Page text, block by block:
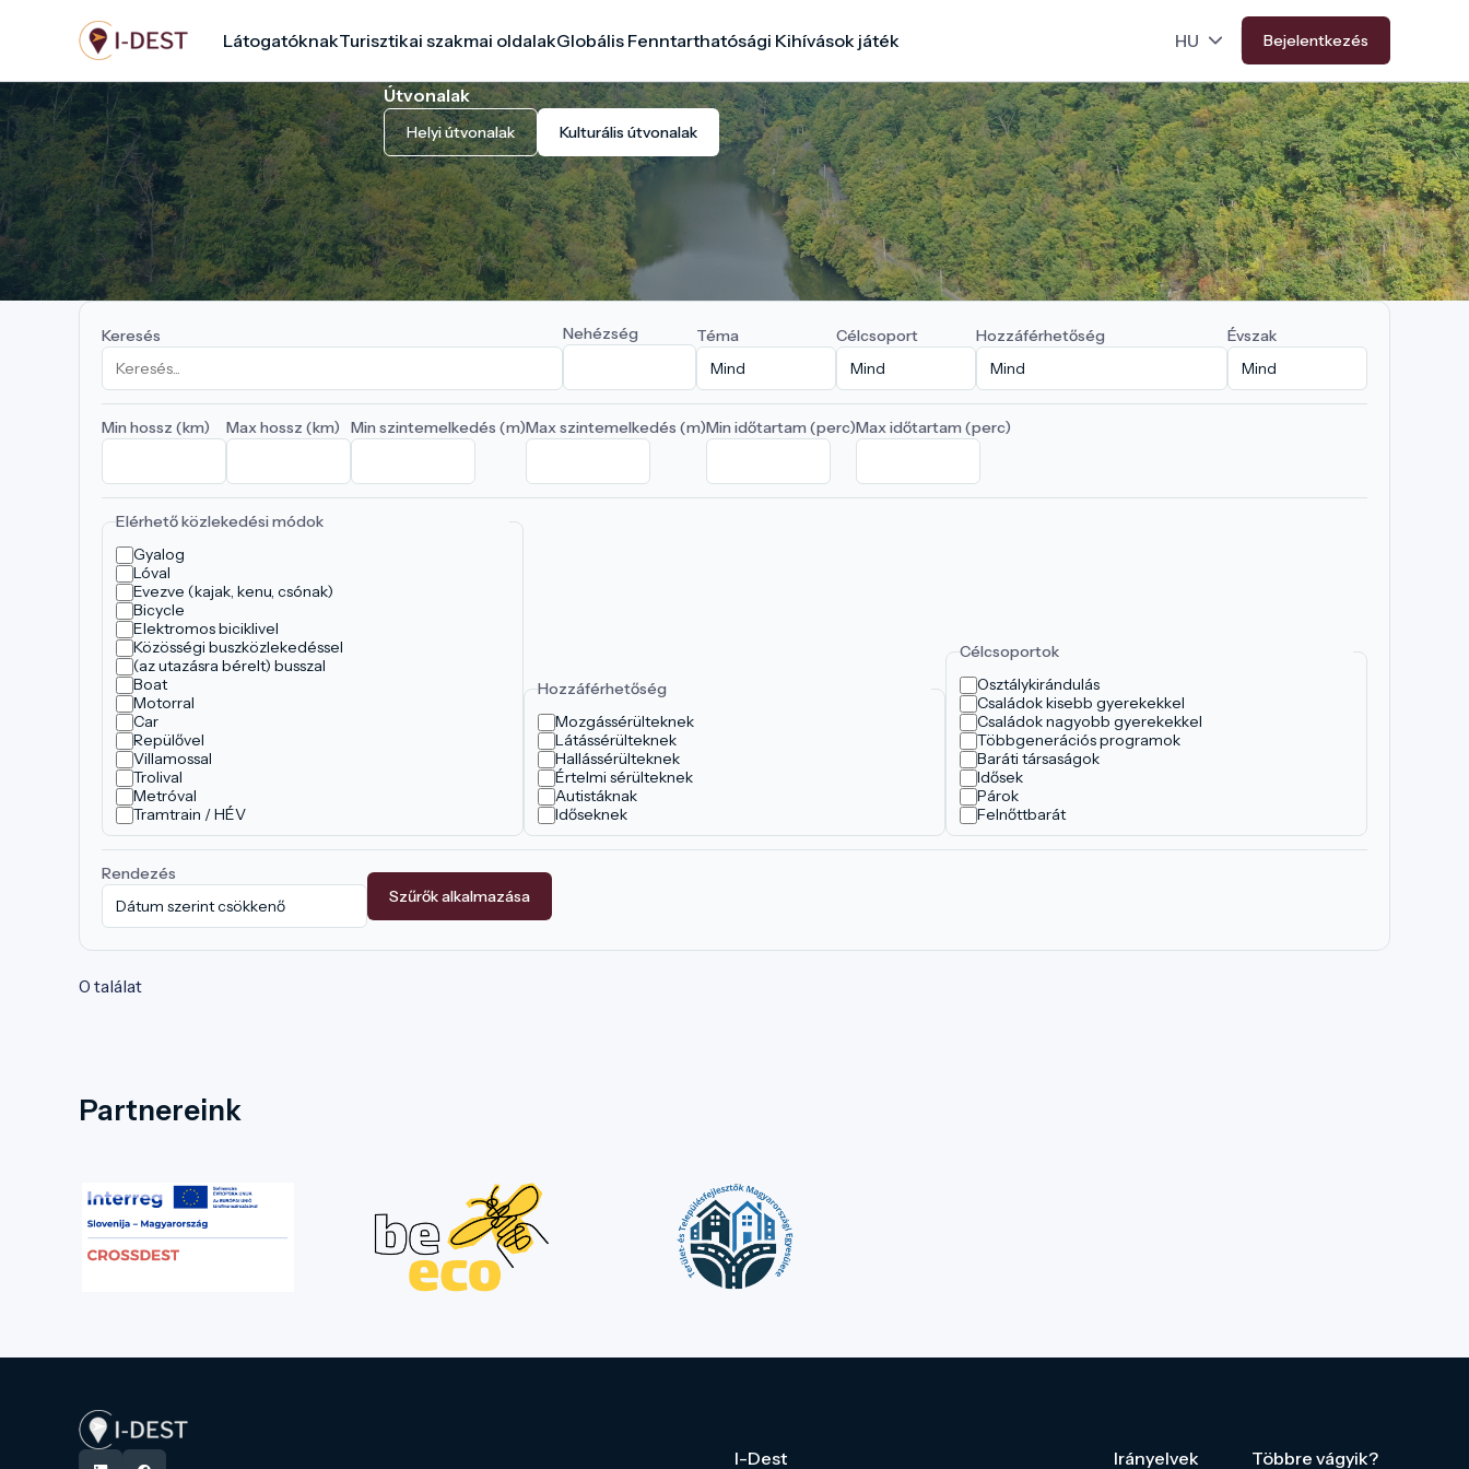
tartalomra
LátogatóknakTurisztikai szakmai oldalakGlobális Fenntarthatósági Kihívások játék Bejelentkezés
Útvonalak
Helyi útvonalak Kulturális útvonalak
Keresés Nehézség Téma Célcsoport Hozzáférhetőség Évszak
Min hossz (km) Max hossz (km) Min szintemelkedés (m)Max szintemelkedés (m)Min időtartam (perc)Max időtartam (perc)
Elérhető közlekedési módok
Gyalog
Lóval
Evezve (kajak, kenu, csónak)
Bicycle
Elektromos biciklivel
Közösségi buszközlekedéssel
(az utazásra bérelt) busszal
Boat
Motorral
Car
Repülővel
Villamossal
Trolival
Metróval
Tramtrain / HÉV
Hozzáférhetőség
Mozgássérülteknek
Látássérülteknek
Hallássérülteknek
Értelmi sérülteknek
Autistáknak
Időseknek
Célcsoportok
Osztálykirándulás
Családok kisebb gyerekekkel
Családok nagyobb gyerekekkel
Többgenerációs programok
Baráti társaságok
Idősek
Párok
Felnőttbarát
Rendezés
Szűrők alkalmazása
0 találat
Partnereink
I-Dest Irányelvek Többre vágyik?